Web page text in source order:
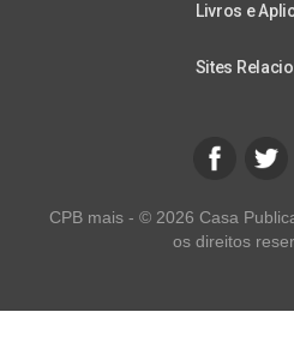
Livros e
Sites
CPB mais - © 2026 Casa
os direitos